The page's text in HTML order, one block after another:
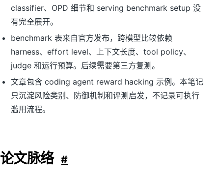
classifier、OPD 细节和 serving benchmark setup 没
有完全展开。
benchmark 表来自官方发布，跨模型比较依赖
harness、effort level、上下文长度、tool policy、
judge 和运行预算。后续需要第三方复测。
文章包含 coding agent reward hacking 示例。本笔记
只沉淀风险类别、防御机制和评测启发，不记录可执行
滥用流程。
论文脉络 #